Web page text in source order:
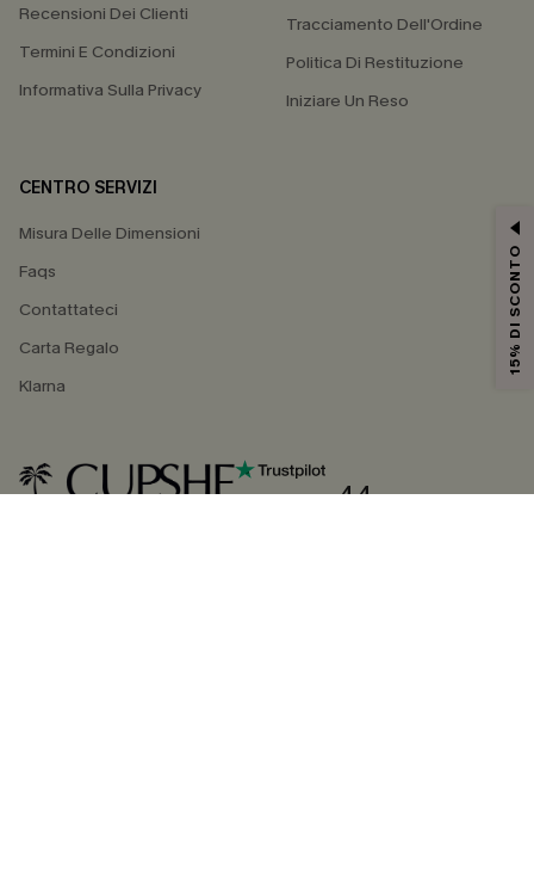
Recensioni Dei Clienti
Termini E Condizioni
Informativa Sulla Privacy
Tracciamento Dell'Ordine
Politica Di Restituzione
Iniziare Un Reso
CENTRO SERVIZI
Misura Delle Dimensioni
Faqs
Contattateci
Carta Regalo
Klarna
4.4
15% DI SCONTO